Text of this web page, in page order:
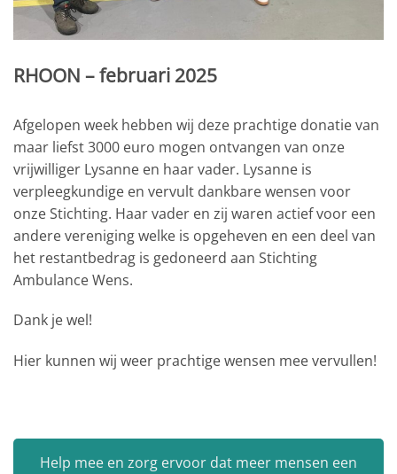
RHOON – februari 2025
Afgelopen week hebben wij deze prachtige donatie van
maar liefst 3000 euro mogen ontvangen van onze
vrijwilliger Lysanne en haar vader. Lysanne is
verpleegkundige en vervult dankbare wensen voor
onze Stichting. Haar vader en zij waren actief voor een
andere vereniging welke is opgeheven en een deel van
het restantbedrag is gedoneerd aan Stichting
Ambulance Wens.
Dank je wel!
Hier kunnen wij weer prachtige wensen mee vervullen!
Help mee en zorg ervoor dat meer mensen een